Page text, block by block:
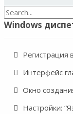
Windows
Регистрация
Интерфейс
Окно
Настройки: